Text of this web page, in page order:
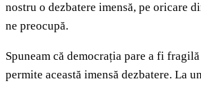
nostru o dezbatere imensă, pe oricare
ne preocupă.
Spuneam că democrația pare a fi
permite această imensă dezbatere. La